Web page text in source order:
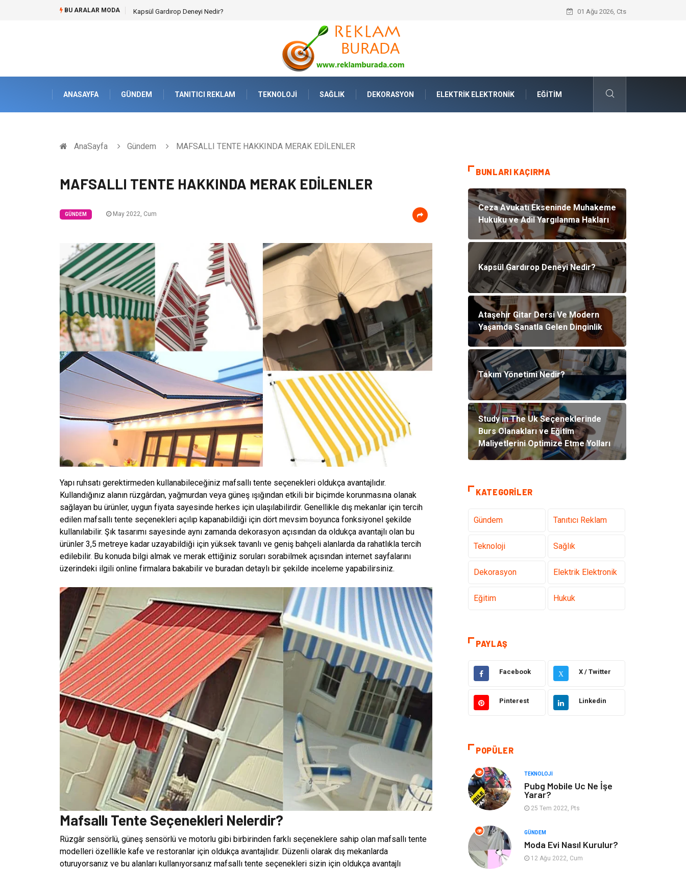
BU ARALAR MODA Ataşehir Gitar Dersi Ve Modern Yaşamda Sanatla Gelen Dinginlik Takım Yönetimi Nedir?
01 Ağu 2026, Cts
ANASAYFA GÜNDEM TANITICI REKLAM TEKNOLOJI SAĞLIK DEKORASYON ELEKTRIK ELEKTRONIK EĞITIM
AnaSayfa Gündem MAFSALLI TENTE HAKKINDA MERAK EDİLENLER
MAFSALLI TENTE HAKKINDA MERAK EDİLENLER
GÜNDEM May 2022, Cum
Yapı ruhsatı gerektirmeden kullanabileceğiniz mafsallı tente seçenekleri oldukça avantajlıdır.
Kullandığınız alanın rüzgârdan, yağmurdan veya güneş ışığından etkili bir biçimde korunmasına olanak
sağlayan bu ürünler, uygun fiyata sayesinde herkes için ulaşılabilirdir. Genellikle dış mekanlar için tercih
edilen mafsallı tente seçenekleri açılıp kapanabildiği için dört mevsim boyunca fonksiyonel şekilde
kullanılabilir. Şık tasarımı sayesinde aynı zamanda dekorasyon açısından da oldukça avantajlı olan bu
ürünler 3,5 metreye kadar uzayabildiği için yüksek tavanlı ve geniş bahçeli alanlarda da rahatlıkla tercih
edilebilir. Bu konuda bilgi almak ve merak ettiğiniz soruları sorabilmek açısından internet sayfalarını
üzerindeki ilgili online firmalara bakabilir ve buradan detaylı bir şekilde inceleme yapabilirsiniz.
Mafsallı Tente Seçenekleri Nelerdir?
Rüzgâr sensörlü, güneş sensörlü ve motorlu gibi birbirinden farklı seçeneklere sahip olan mafsallı tente
modelleri özellikle kafe ve restoranlar için oldukça avantajlıdır. Düzenli olarak dış mekanlarda
oturuyorsanız ve bu alanları kullanıyorsanız mafsallı tente seçenekleri sizin için oldukça avantajlı
BUNLARI KAÇIRMA
Ceza Avukatı Ekseninde Muhakeme
Hukuku ve Adil Yargılanma Hakları
Kapsül Gardırop Deneyi Nedir?
Ataşehir Gitar Dersi Ve Modern
Yaşamda Sanatla Gelen Dinginlik
Takım Yönetimi Nedir?
Study in The Uk Seçeneklerinde
Burs Olanakları ve Eğitim
Maliyetlerini Optimize Etme Yolları
KATEGORILER
Gündem Tanıtıcı Reklam
Teknoloji Sağlık
Dekorasyon Elektrik Elektronik
Eğitim Hukuk
Taşımacılık
Alışveriş
Maden ve Metal
Güzellik & Bakım Tatil
Otomotiv
Aksesuar Eğitim Kurumları
PAYLAŞ
Facebook X X / Twitter
Pinterest Linkedin
POPÜLER
TEKNOLOJI
Pubg Mobile Uc Ne İşe
Yarar?
25 Tem 2022, Pts
GÜNDEM
Moda Evi Nasıl Kurulur?
12 Ağu 2022, Cum